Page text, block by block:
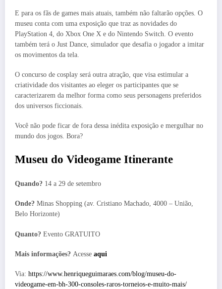
E para os fãs de games mais atuais, também não faltarão opções. O
museu conta com uma exposição que traz as novidades do
PlayStation 4, do Xbox One X e do Nintendo Switch. O evento
também terá o Just Dance, simulador que desafia o jogador a imitar
os movimentos da tela.
O concurso de cosplay será outra atração, que visa estimular a
criatividade dos visitantes ao eleger os participantes que se
caracterizarem da melhor forma como seus personagens preferidos
dos universos ficcionais.
Você não pode ficar de fora dessa inédita exposição e mergulhar no
mundo dos jogos. Bora?
Museu do Videogame Itinerante
Quando? 14 a 29 de setembro
Onde? Minas Shopping (av. Cristiano Machado, 4000 – União,
Belo Horizonte)
Quanto? Evento GRATUITO
Mais informações? Acesse aqui
Via: https://www.henriqueguimaraes.com/blog/museu-do-
videogame-em-bh-300-consoles-raros-torneios-e-muito-mais/